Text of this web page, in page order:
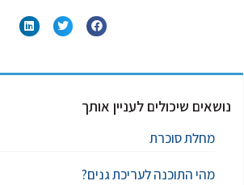
נושאים שיכולים לעניין אותך
מחלת סוכרת
מהי התוכנה לעריכת גנים?